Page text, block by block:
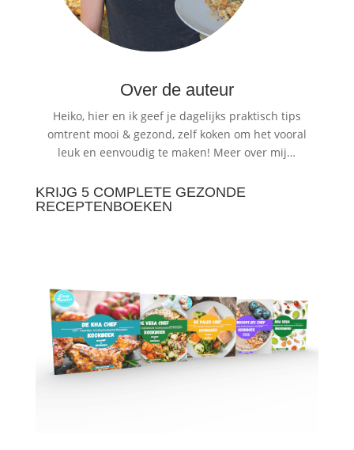
Over de auteur
Heiko, hier en ik geef je dagelijks praktisch tips
omtrent mooi & gezond, zelf koken om het vooral
leuk en eenvoudig te maken! Meer over mij…
KRIJG 5 COMPLETE GEZONDE
RECEPTENBOEKEN